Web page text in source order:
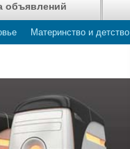
Материнство и детство
объявлений